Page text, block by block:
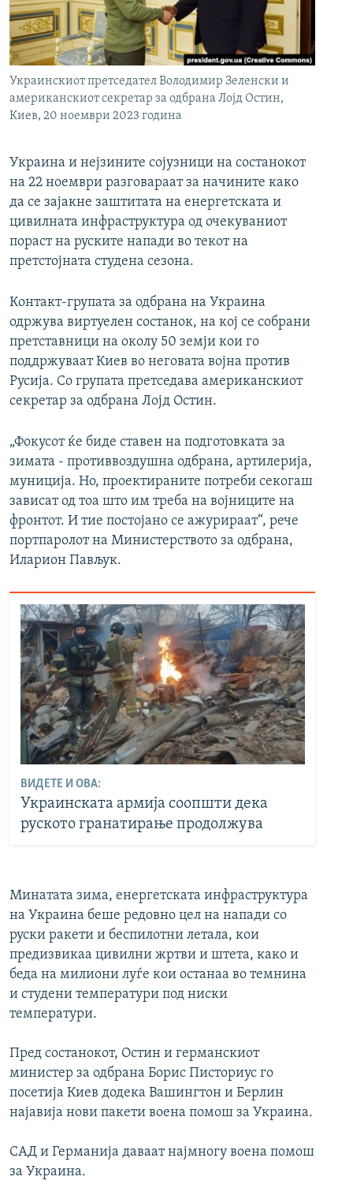
РСЕ веб страници
Украинскиот претседател Володимир Зеленски и
американскиот секретар за одбрана Лојд Остин,
Киев, 20 ноември 2023 година
Украина и нејзините сојузници на состанокот
на 22 ноември разговараат за начините како
да се зајакне заштитата на енергетската и
цивилната инфраструктура од очекуваниот
пораст на руските напади во текот на
претстојната студена сезона.
Контакт-групата за одбрана на Украина
одржува виртуелен состанок, на кој се собрани
претставници на околу 50 земји кои го
поддржуваат Киев во неговата војна против
Русија. Со групата претседава американскиот
секретар за одбрана Лојд Остин.
„Фокусот ќе биде ставен на подготовката за
зимата - противвоздушна одбрана, артилерија,
муниција. Но, проектираните потреби секогаш
зависат од тоа што им треба на војниците на
фронтот. И тие постојано се ажурираат“, рече
портпаролот на Министерството за одбрана,
Иларион Пављук.
ВИДЕТЕ И ОВА:
Украинската армија соопшти дека
руското гранатирање продолжува
Минатата зима, енергетската инфраструктура
на Украина беше редовно цел на напади со
руски ракети и беспилотни летала, кои
предизвикаа цивилни жртви и штета, како и
беда на милиони луѓе кои останаа во темнина
и студени температури под ниски
температури.
Пред состанокот, Остин и германскиот
министер за одбрана Борис Писториус го
посетија Киев додека Вашингтон и Берлин
најавија нови пакети воена помош за Украина.
САД и Германија даваат најмногу воена помош
за Украина.